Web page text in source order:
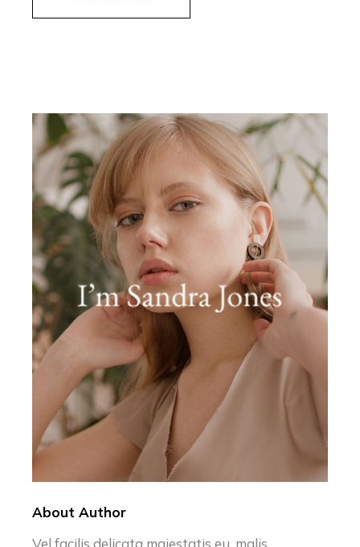
About Author
Vel facilis delicata maiestatis eu, malis